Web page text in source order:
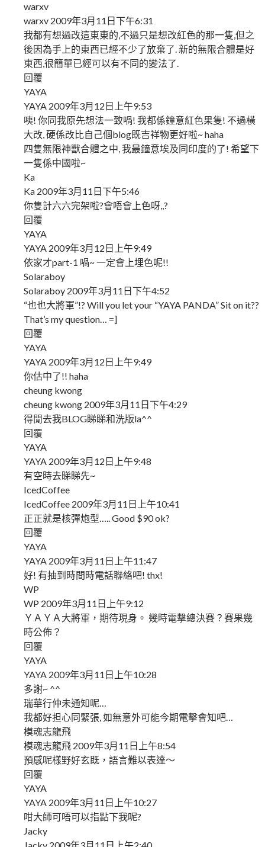
warxv
warxv 2009年3月11日下午6:31
我都有想過改這東東的,不過只是想改紅色的那一隻,但之
後因為手上的東西已經不少了放棄了. 新的無限合體是好
東西,很簡單已經可以有不同的變法了.
回覆
YAYA
YAYA 2009年3月12日上午9:53
咦! 你同我原先想法一致喎! 我都係鐘意紅色果隻! 不過橫
大改, 硬係改比自己個blog既吉祥物更好啦~ haha
四隻無限神獸合體之中, 我最鐘意埃及同印度的了! 希望下
一隻係中國啦~
Ka
Ka 2009年3月11日下午5:46
你隻計六六完架啦?會唔會上色呀,,?
回覆
YAYA
YAYA 2009年3月12日上午9:49
依家才part-1 喎~ 一定會上埋色呢!!
Solaraboy
Solaraboy 2009年3月11日下午4:52
“也也大將軍”!? Will you let your “YAYA PANDA” Sit on it??
That’s my question… =]
回覆
YAYA
YAYA 2009年3月12日上午9:49
你估中了!! haha
cheung kwong
cheung kwong 2009年3月11日下午4:29
得閒去我BLOG睇睇和洗版la^^
回覆
YAYA
YAYA 2009年3月12日上午9:48
有空時去睇睇先~
IcedCoffee
IcedCoffee 2009年3月11日上午10:41
正正就是核彈炮型….. Good $90 ok?
回覆
YAYA
YAYA 2009年3月11日上午11:47
好! 有抽到時間時電話聯絡吧! thx!
WP
WP 2009年3月11日上午9:12
ＹＡＹＡ大將軍，期待現身。 幾時電擊總決賽？賽果幾
時公佈？
回覆
YAYA
YAYA 2009年3月11日上午10:28
多謝~ ^^
瑞華行仲未通知呢…
我都好担心同緊張, 如無意外可能今期電擊會知吧…
模魂志龍飛
模魂志龍飛 2009年3月11日上午8:54
預感呢樣野好玄既，語言難以表達～
回覆
YAYA
YAYA 2009年3月11日上午10:27
咁大師可唔可以指點下我呢?
Jacky